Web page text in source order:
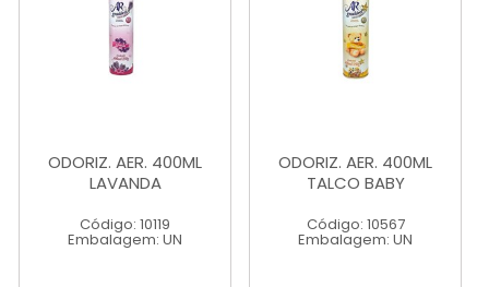
ODORIZ. AER. 400ML
LAVANDA
Código: 10119
Embalagem: UN
ODORIZ. AER. 400ML
TALCO BABY
Código: 10567
Embalagem: UN